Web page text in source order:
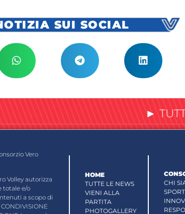
SUI SOCIAL
►
Vero
Volley autorizza
totale e/o
a scopo di
CONDIVISIONE
HOME
TUTTE LE NEWS
VIENI ALLA
PARTITA
PHOTOGALLERY
CHI
SPORT